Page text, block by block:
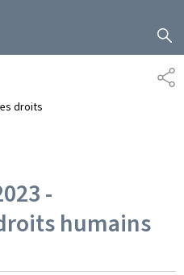
droits
-
humains